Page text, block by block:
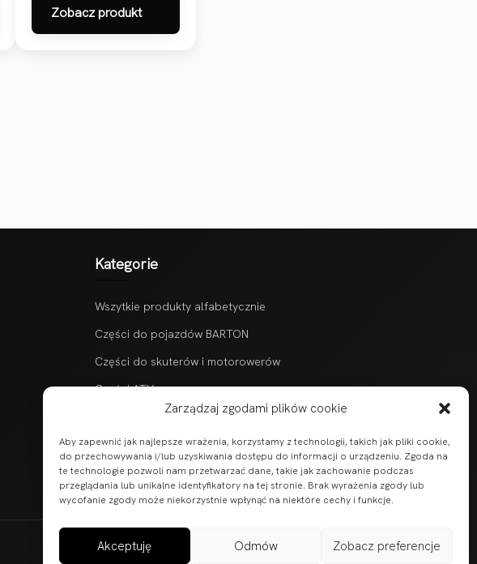
Zarządzaj zgodami plików cookie
Aby zapewnić jak najlepsze wrażenia, korzystamy z technologii, takich jak pliki cookie,
do przechowywania i/lub uzyskiwania dostępu do informacji o urządzeniu. Zgoda na
te technologie pozwoli nam przetwarzać dane, takie jak zachowanie podczas
przeglądania lub unikalne identyfikatory na tej stronie. Brak wyrażenia zgody lub
wycofanie zgody może niekorzystnie wpłynąć na niektóre cechy i funkcje.
Akceptuję Odmów Zobacz preferencje
Zobacz produkt
Kategorie
Wszytkie produkty alfabetycznie
Części do pojazdów BARTON
Części do skuterów i motorowerów
Części ATV